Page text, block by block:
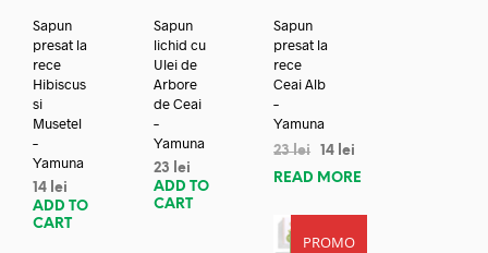
Sapun
presat la
rece
Hibiscus
si
Musetel
–
Yamuna
14 lei
ADD TO
CART
Sapun
lichid cu
Ulei de
Arbore
de Ceai
–
Yamuna
23
lei
ADD TO
CART
Sapun
presat la
rece
Ceai Alb
–
Yamuna
23lei 14 lei
READ MORE
PROMO
REDUC